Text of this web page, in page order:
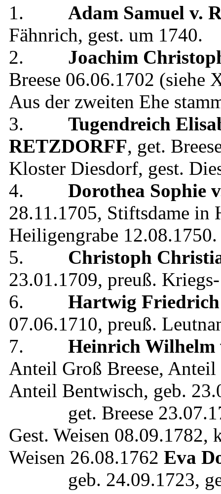
1. Adam Samuel v.
Fähnrich, gest. um 1740.
2. Joachim
Breese 06.06.1702 (siehe
Aus der zweiten Ehe
3. Tugendreich
RETZDORFF, get.
Kloster Diesdorf, gest.
4. Dorothea Sophie
28.11.1705, Stiftsdame in
Heiligengrabe 12.08.1750.
5. Christoph
23.01.1709, preuß.
6. Hartwig Friedrich
07.06.1710, preuß.
7. Heinrich Wilhelm
Anteil Groß Breese,
Anteil Bentwisch, geb.
get. Breese
Gest. Weisen 08.09.1782,
Weisen 26.08.1762 Eva
geb. 24.09.1723,